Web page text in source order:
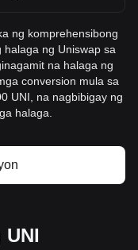
ng komprehensibong
ng Uniswap sa
na halaga ng
conversion mula sa
UNI, na nagbibigay ng
halaga.